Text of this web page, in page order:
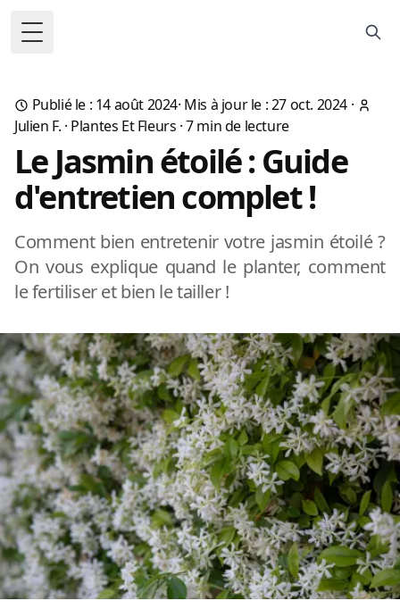
Toggle Menu
Publié le : 14 août 2024· Mis à jour le : 27 oct. 2024 ·
Julien F. · Plantes Et Fleurs ·7min de lecture
Le Jasmin étoilé : Guide
d'entretien complet !
Comment bien entretenir votre jasmin étoilé ?
On vous explique quand le planter, comment
le fertiliser et bien le tailler !